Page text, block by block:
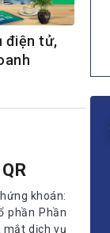
điện tử,
khoán:
phần Phần
mắt dịch vụ